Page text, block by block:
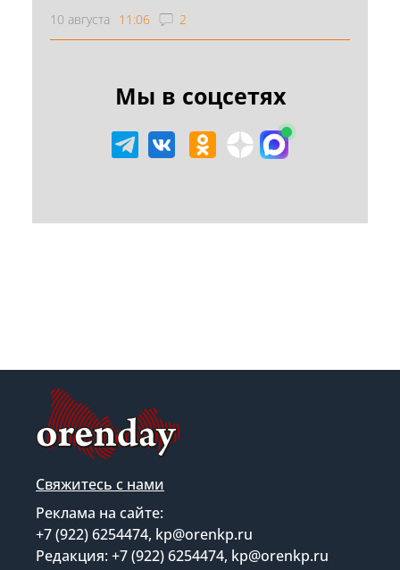
10 августа 11:06 2
Мы в соцсетях
Свяжитесь с нами
Реклама на сайте:
+7 (922) 6254474, kp@orenkp.ru
Редакция: +7 (922) 6254474, kp@orenkp.ru